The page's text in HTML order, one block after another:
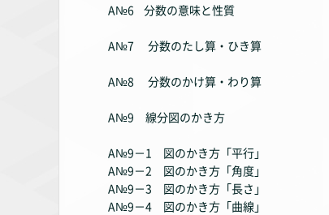
A№6 分数の意味と性質
A№7 分数のたし算・ひき算
A№8 分数のかけ算・わり算
A№9 線分図のかき方
A№9－1 図のかき方「平行」
A№9－2 図のかき方「角度」
A№9－3 図のかき方「長さ」
A№9－4 図のかき方「曲線」